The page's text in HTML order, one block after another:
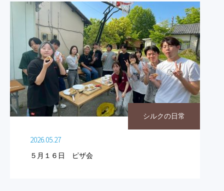
シルクの日常
2026.05.27
５月１６日 ピザ会